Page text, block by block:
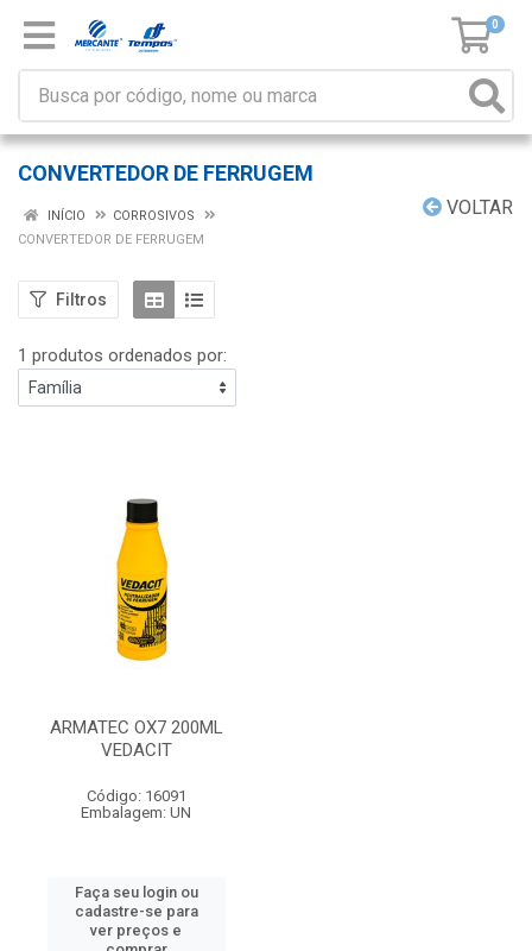
0
CONVERTEDOR DE FERRUGEM
VOLTAR
INÍCIO
CORROSIVOS
CONVERTEDOR DE FERRUGEM
Filtros
1 produtos ordenados por:
ARMATEC OX7 200ML
VEDACIT
Código: 16091
Embalagem: UN
Faça seu login ou
cadastre-se para
ver preços e